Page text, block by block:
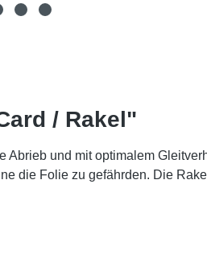
/ Rakel"
Abrieb und mit optimalem
die Folie zu gefährden. Die